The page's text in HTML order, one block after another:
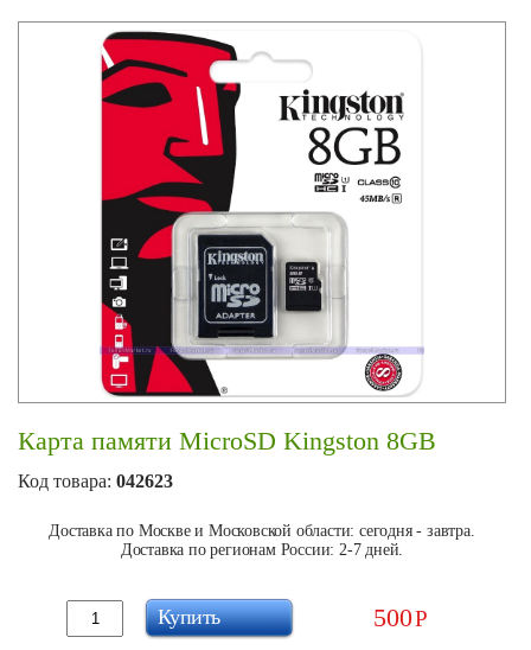
Карта памяти MicroSD Kingston 8GB
Код товара: 042623
Доставка по Москве и Московской области: сегодня - завтра.
Доставка по регионам России: 2-7 дней.
500Р
Купить